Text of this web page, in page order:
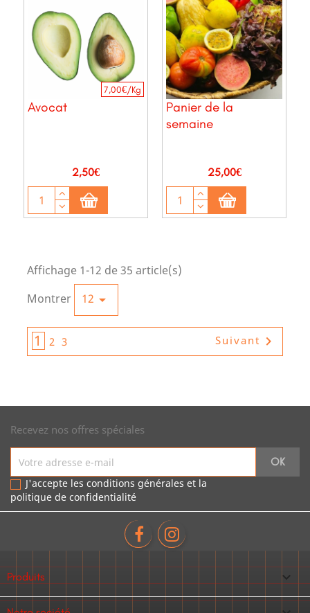
Avocat
7,00€/Kg
Prix
2,50€
Panier de la
semaine
Prix
25,00€
Affichage 1-12 de 35 article(s)
Montrer
12 
1 2 3 Suivant 
Recevez nos offres spéciales
J'accepte les conditions générales et la
politique de confidentialité
Produits 